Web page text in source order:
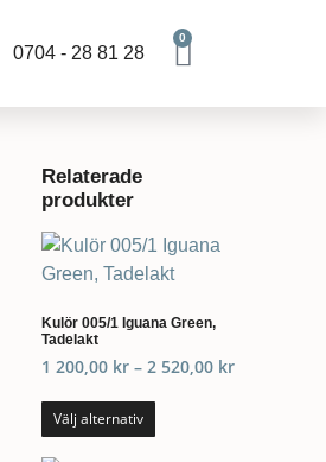
0704 - 28 81 28
0
Relaterade
produkter
Kulör 005/1 Iguana Green,
Tadelakt
1 200,00 kr – 2 520,00 kr
Välj alternativ